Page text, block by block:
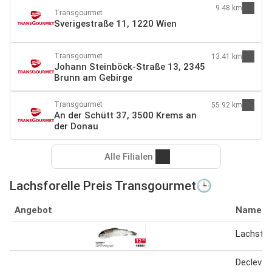
Transgourmet
Sverigestraße 11, 1220 Wien
9.48 km
Transgourmet
Johann Steinböck-Straße 13, 2345
Brunn am Gebirge
13.41 km
Transgourmet
An der Schütt 37, 3500 Krems an
der Donau
55.92 km
Alle Filialen
Lachsforelle Preis Transgourmet🕒
Angebot Name
Decleva's